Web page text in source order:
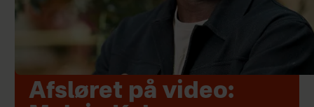
Afsløret på video: